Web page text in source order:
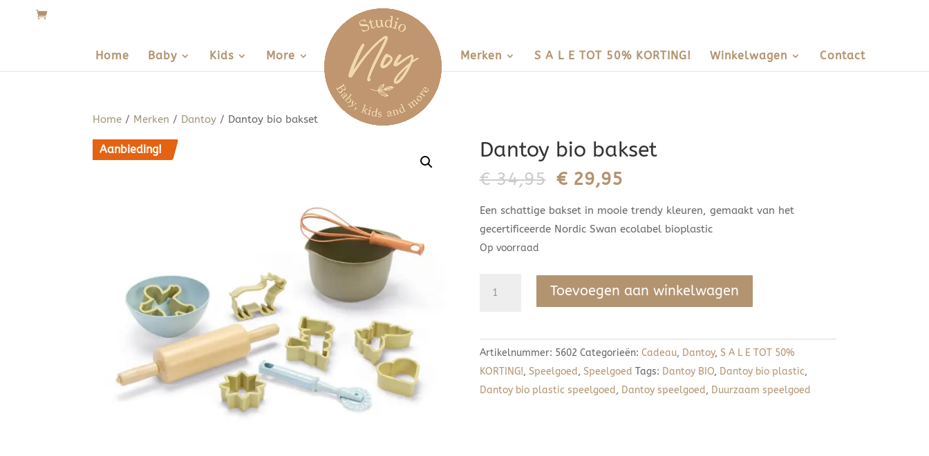
Home Baby Kids More Merken S A L E TOT 50% KORTING! Winkelwagen Contact
Home / Merken / Dantoy / Dantoy bio bakset
Aanbieding! Dantoy bio bakset
€34,95 Oorspronkelijke
was:
€ 34,95.
€29,95Huidige
is:
€ 29,95.
Een schattige bakset in mooie trendy kleuren, gemaakt van het
gecertificeerde Nordic Swan ecolabel bioplastic
Op voorraad
aantal
Toevoegen aan winkelwagen
Artikelnummer: 5602 Categorieën: Cadeau, Dantoy, S A L E TOT 50%
KORTING!, Speelgoed, Speelgoed Tags: Dantoy BIO, Dantoy bio plastic,
Dantoy bio plastic speelgoed, Dantoy speelgoed, Duurzaam speelgoed